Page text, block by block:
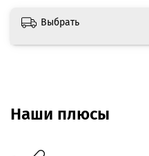
Выбрать
Наши плюсы